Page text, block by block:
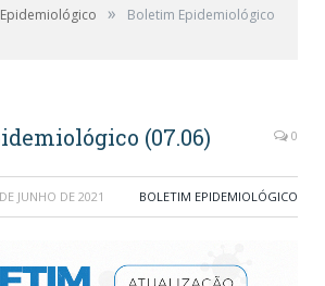
»
Boletim Epidemiológico
(07.06) 0
JUNHO DE 2021 BOLETIM EPIDEMIOLÓGICO